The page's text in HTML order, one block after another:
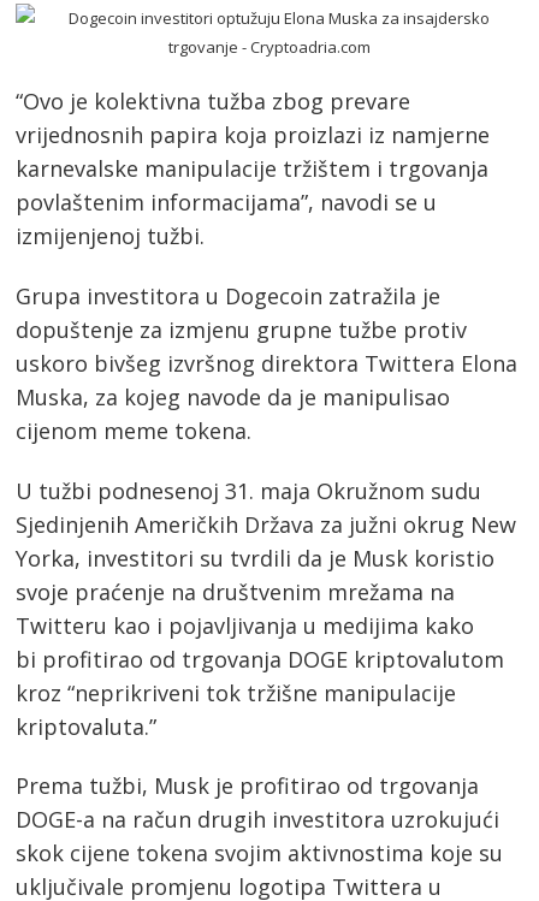
“Ovo je kolektivna tužba zbog prevare
vrijednosnih papira koja proizlazi iz namjerne
karnevalske manipulacije tržištem i trgovanja
povlaštenim informacijama”, navodi se u
izmijenjenoj tužbi.
Grupa investitora u Dogecoin zatražila je
dopuštenje za izmjenu grupne tužbe protiv
uskoro bivšeg izvršnog direktora Twittera Elona
Muska, za kojeg navode da je manipulisao
cijenom meme tokena.
U tužbi podnesenoj 31. maja Okružnom sudu
Sjedinjenih Američkih Država za južni okrug New
Yorka, investitori su tvrdili da je Musk koristio
svoje praćenje na društvenim mrežama na
Twitteru kao i pojavljivanja u medijima kako
bi profitirao od trgovanja DOGE kriptovalutom
kroz “neprikriveni tok tržišne manipulacije
kriptovaluta.”
Prema tužbi, Musk je profitirao od trgovanja
DOGE-a na račun drugih investitora uzrokujući
skok cijene tokena svojim aktivnostima koje su
uključivale promjenu logotipa Twittera u